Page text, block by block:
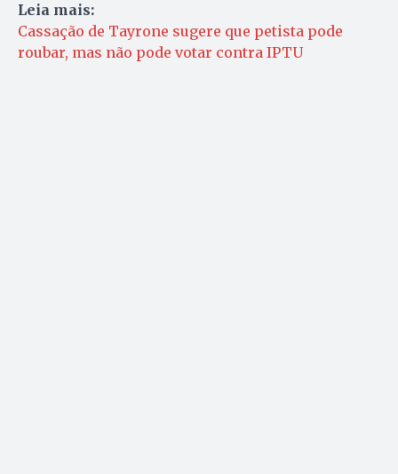
Leia mais:
Cassação de Tayrone sugere que petista pode
roubar, mas não pode votar contra IPTU